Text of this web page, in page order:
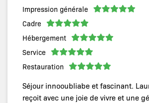
Impression générale
Cadre
Hébergement
Service
Restauration
Séjour innooubliabe et fascinant.
reçoit avec une joie de vivre et une